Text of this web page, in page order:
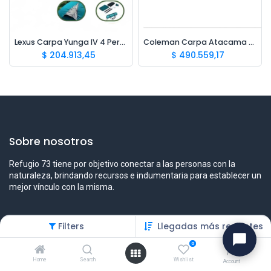
Filters Llegadas más recientes
Home Search
0
Wishlist Account
Lexus Carpa Yunga IV 4 Personas
$ 204.913,45
Coleman Carpa Atacama 6P
$ 490.559,17
Sobre nosotros
Refugio 73 tiene por objetivo conectar a las personas con la
naturaleza, brindando recursos e indumentaria para establecer un
mejor vínculo con la misma.
Contáctenos
Contáctenos